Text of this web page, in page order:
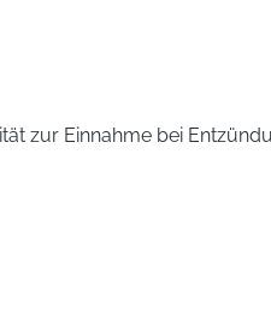
zur Einnahme bei